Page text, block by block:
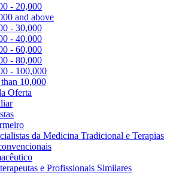
- 20,000
and above
- 30,000
- 40,000
- 60,000
- 80,000
- 100,000
10,000
Oferta
da Medicina Tradicional e Terapias
e Profissionais Similares